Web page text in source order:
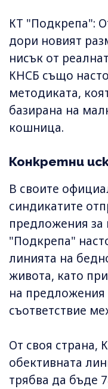
КТ "Подкрепа":
дори новият
нисък от
КНСБ също
методиката,
базирана на
кошница.
Конкретни
В своите
синдикатите
предложения за
"Подкрепа"
линията на
живота, като
на предложения
съответствие
От своя страна,
обективната
трябва да бъде